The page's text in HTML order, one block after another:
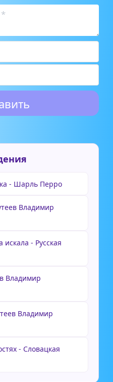
- Шарль Перро
Владимир
искала - Русская
Владимир
Владимир
- Словацкая